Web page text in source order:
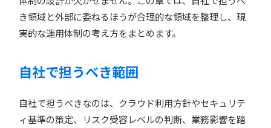
き領域と外部に委ねるほうが合理的な領域を整理し、現
実的な運用体制の考え方をまとめます。
自社で担うべき範囲
自社で担うべきなのは、クラウド利用方針やセキュリテ
ィ基準の策定、リスク受容レベルの判断、業務影響を踏